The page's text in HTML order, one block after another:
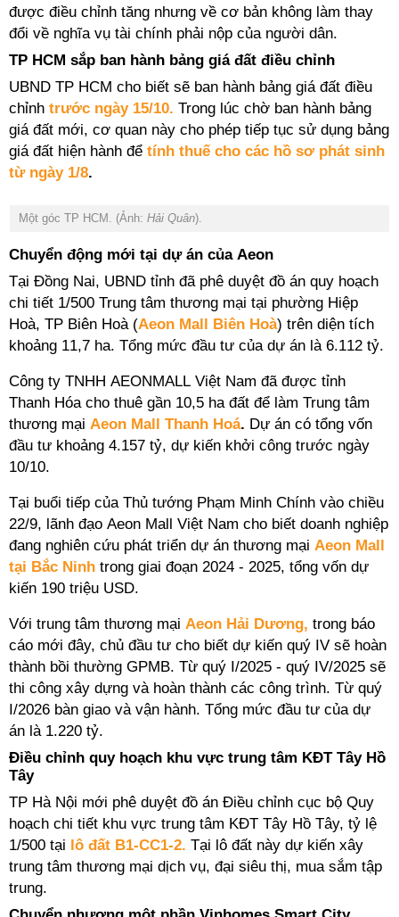
được điều chỉnh tăng nhưng về cơ bản không làm thay
đổi về nghĩa vụ tài chính phải nộp của người dân.
TP HCM sắp ban hành bảng giá đất điều chỉnh
UBND TP HCM cho biết sẽ ban hành bảng giá đất điều
chỉnh trước ngày 15/10. Trong lúc chờ ban hành bảng
giá đất mới, cơ quan này cho phép tiếp tục sử dụng bảng
giá đất hiện hành để tính thuế cho các hồ sơ phát sinh
từ ngày 1/8.
Một góc TP HCM. (Ảnh: Hải Quân).
Chuyển động mới tại dự án của Aeon
Tại Đồng Nai, UBND tỉnh đã phê duyệt đồ án quy hoạch
chi tiết 1/500 Trung tâm thương mại tại phường Hiệp
Hoà, TP Biên Hoà (Aeon Mall Biên Hoà) trên diện tích
khoảng 11,7 ha. Tổng mức đầu tư của dự án là 6.112 tỷ.
Công ty TNHH AEONMALL Việt Nam đã được tỉnh
Thanh Hóa cho thuê gần 10,5 ha đất để làm Trung tâm
thương mại Aeon Mall Thanh Hoá. Dự án có tổng vốn
đầu tư khoảng 4.157 tỷ, dự kiến khởi công trước ngày
10/10.
Tại buổi tiếp của Thủ tướng Phạm Minh Chính vào chiều
22/9, lãnh đạo Aeon Mall Việt Nam cho biết doanh nghiệp
đang nghiên cứu phát triển dự án thương mại Aeon Mall
tại Bắc Ninh trong giai đoạn 2024 - 2025, tổng vốn dự
kiến 190 triệu USD.
Với trung tâm thương mại Aeon Hải Dương, trong báo
cáo mới đây, chủ đầu tư cho biết dự kiến quý IV sẽ hoàn
thành bồi thường GPMB. Từ quý I/2025 - quý IV/2025 sẽ
thi công xây dựng và hoàn thành các công trình. Từ quý
I/2026 bàn giao và vận hành. Tổng mức đầu tư của dự
án là 1.220 tỷ.
Điều chỉnh quy hoạch khu vực trung tâm KĐT Tây Hồ
Tây
TP Hà Nội mới phê duyệt đồ án Điều chỉnh cục bộ Quy
hoạch chi tiết khu vực trung tâm KĐT Tây Hồ Tây, tỷ lệ
1/500 tại lô đất B1-CC1-2. Tại lô đất này dự kiến xây
trung tâm thương mại dịch vụ, đại siêu thị, mua sắm tập
trung.